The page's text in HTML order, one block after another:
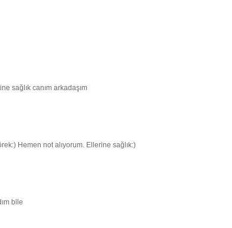
sağlık canım arkadaşım
Hemen not alıyorum. Ellerine sağlık:)
bile